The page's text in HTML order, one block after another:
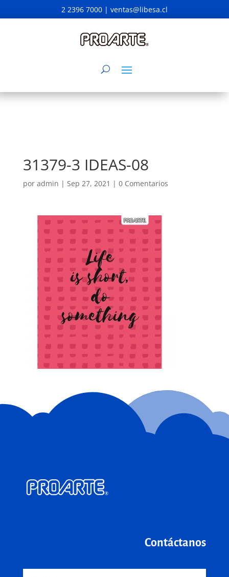
2 2396 7000 | ventas@libesa.cl
31379-3 IDEAS-08
por admin | Sep 27, 2021 | 0 Comentarios
Contáctanos